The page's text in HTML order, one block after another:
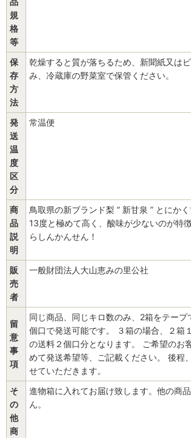
規
格
等
保
存
方
法
乾燥すると質が落ちるため、新聞紙又は
み、冷蔵庫の野菜室で保管ください。
発
送
温
度
区
分
常温便
商
品
説
明
鳥取県の新ブランド梨 “ 新甘泉 ” とにか
13度と極めて高く、酸味が少ないのが特
らしんかんせん！
販
売
者
一般財団法人大山恵みの里公社
留
意
事
項
同じ商品、同じキロ数のみ、2箱をテープ
個口で発送可能です。 ３箱の場合、２箱
の送料２個口分となります。 ご希望のお
めて発送希望等、ご記載ください。 後程
せていただきます。
そ
の
他
商
進物箱に入れてお届け致します。他の商
ん。